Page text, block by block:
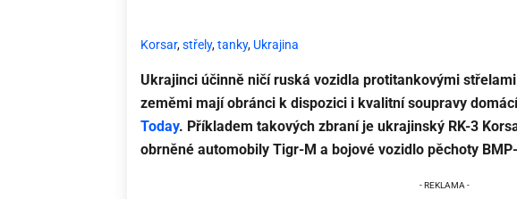
Korsar,střely,tanky, Ukrajina
Ukrajinci účinně ničí ruská vozidla protitankovými
zeměmi mají obránci k dispozici i kvalitní soupravy
Today. Příkladem takových zbraní je ukrajinský RK-3
obrněné automobily Tigr-M a bojové vozidlo pěchoty